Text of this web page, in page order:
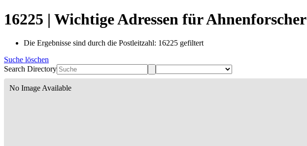
16225 | Wichtige Adressen für Ahnenforscher
Die Ergebnisse sind durch die Postleitzahl: 16225 gefiltert
Suche löschen
Search Directory
No Image Available